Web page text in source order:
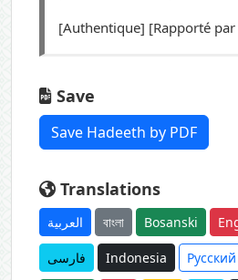
[Authentique] [Rapporté
Save
Save Hadeeth by PDF
Translations
العربية বাংলা Bosanski
فارسی Indonesia Русский